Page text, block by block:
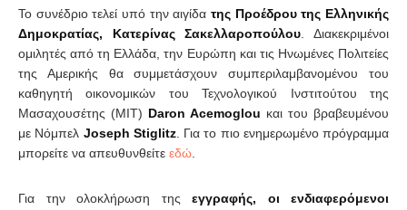
Το συνέδριο τελεί υπό την αιγίδα της Προέδρου της Ελληνικής
Δημοκρατίας, Κατερίνας Σακελλαροπούλου . Διακεκριμένοι
ομιλητές από τη Ελλάδα, την Ευρώπη και τις Ηνωμένες Πολιτείες
της Αμερικής θα συμμετάσχουν συμπεριλαμβανομένου του
καθηγητή οικονομικών του Τεχνολογικού Ινστιτούτου της
Μασαχουσέτης (MIT) Daron Acemoglou και του βραβευμένου
με Νόμπελ Joseph Stiglitz. Για το πιο ενημερωμένο πρόγραμμα
μπορείτε να απευθυνθείτε εδώ
Για την ολοκλήρωση της εγγραφής, οι ενδιαφερόμενοι